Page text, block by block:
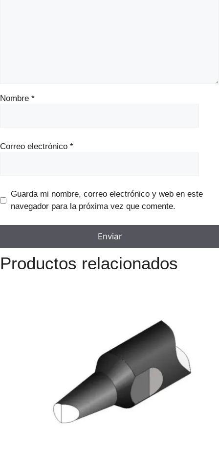
Nombre *
Correo electrónico *
Guarda mi nombre, correo electrónico y web en este
navegador para la próxima vez que comente.
Productos relacionados